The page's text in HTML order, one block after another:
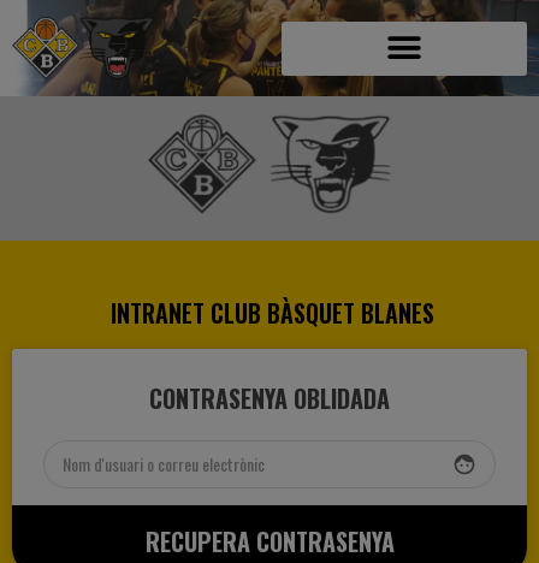
INTRANET CLUB BÀSQUET BLANES
CONTRASENYA OBLIDADA
face